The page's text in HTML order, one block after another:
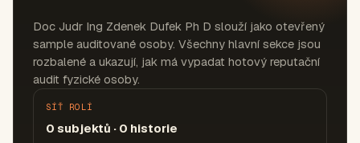
Doc Judr Ing Zdenek Dufek Ph D slouží jako otevřený
sample auditované osoby. Všechny hlavní sekce jsou
rozbalené a ukazují, jak má vypadat hotový reputační
audit fyzické osoby.
SÍŤ ROLÍ
0 subjektů · 0 historie